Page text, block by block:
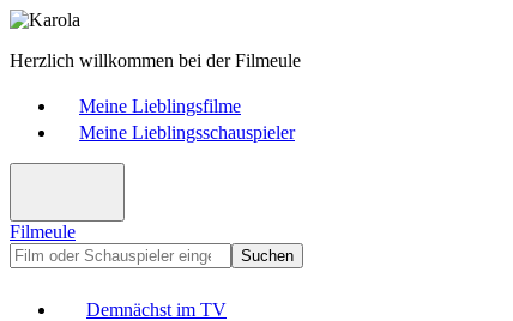
Herzlich willkommen bei der Filmeule
Meine Lieblingsfilme
Meine Lieblingsschauspieler
Filmeule
Suchen
Demnächst im TV